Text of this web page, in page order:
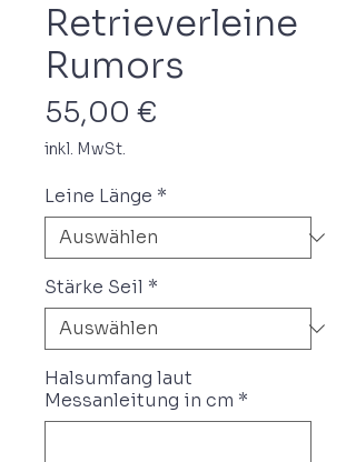
Retrieverleine
Rumors
55,00 €
inkl. MwSt.
Leine Länge *
Stärke Seil *
Halsumfang laut
Messanleitung in cm *